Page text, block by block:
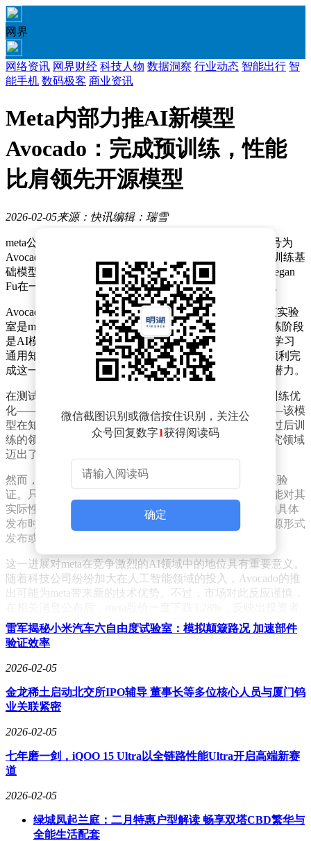
网界
网络资讯 网界财经 科技人物 数据洞察 行业动态 智能出行 智
能手机 数码极客 商业资讯
Meta内部力推AI新模型
Avocado：完成预训练，性能
比肩领先开源模型
2026-02-05来源：快讯编辑：瑞雪
meta公司内部正在推进一项重要的人工智能项目，其代号为
Avocado的新模型被描述为该公司“迄今为止最强大的预训练基
础模型”。这一消息由meta超级智能实验室的产品经理Megan
Fu在一份内部备忘录中披露，引发了科技界的广泛关注。
Avocado模型由me
ta旗下的超级智能实验室主导开发，该实验
室是me
ta为加强人工智能研究而专门设立的团队。预训练阶段
是AI模型开发的基础环节，模型通过接触海量数据集来学习
通用知识、模式和关系。根据备忘录内容，Avocado已顺利完
成这一阶段，并展现出超越当前领先开源预训练模型的潜力。
在测试中，Avocado的表现令人瞩目。尽管尚未经过后训练优
化——这一阶段通常用于针对特定应用场景进行调优——该模
型在知识储备、视觉感知和多语言能力等方面已能与经过后训
练的领先模型相媲美。这一成果标志着meta在AI基础研究领域
迈出了重要一步。
然而，me
ta内部对Avocado的乐观评价尚未得到外部独立验
证。只有当模型正式公开发布后，研究人员和开发者才能对其
实际性能进行客观评估。目前，me
ta尚未公布Avocado的具体
发布时间表或商业化计划，也未明确该模型是否会以开源形式
发布或仅供内部使用。
这一进展对meta在竞争激烈的AI领域中的地位具有重要意义。
随着科技公司纷纷加大在人工智能领域的投入，Avocado的推
出可能为meta带来新的技术优势。不过，市场对此反应谨慎，
对新技术商业化的不确定性持观望态度。
meta超级智能实验室的成立代表了公司在AI研发组织架构上的
最新调整。通过集中资源推进基础模型研究，me
方向，其预训练阶段的成功为后续针对特定任务的优化奠定了
坚实基础。
微信截图识别或微信按住识别，关注公
众号回复数字1获得阅读码
确定
雷军揭秘小米汽车六自由度试验室：模拟颠簸路况 加速部件
验证效率
2026-02-05
金龙稀土启动北交所IPO辅导 董事长等多位核心人员与厦门钨
业关联紧密
2026-02-05
七年磨一剑，iQOO 15 Ultra以全链路性能Ultra开启高端新赛
道
2026-02-05
绿城凤起兰庭：二月特惠户型解读 畅享双塔CBD繁华与
全能生活配套